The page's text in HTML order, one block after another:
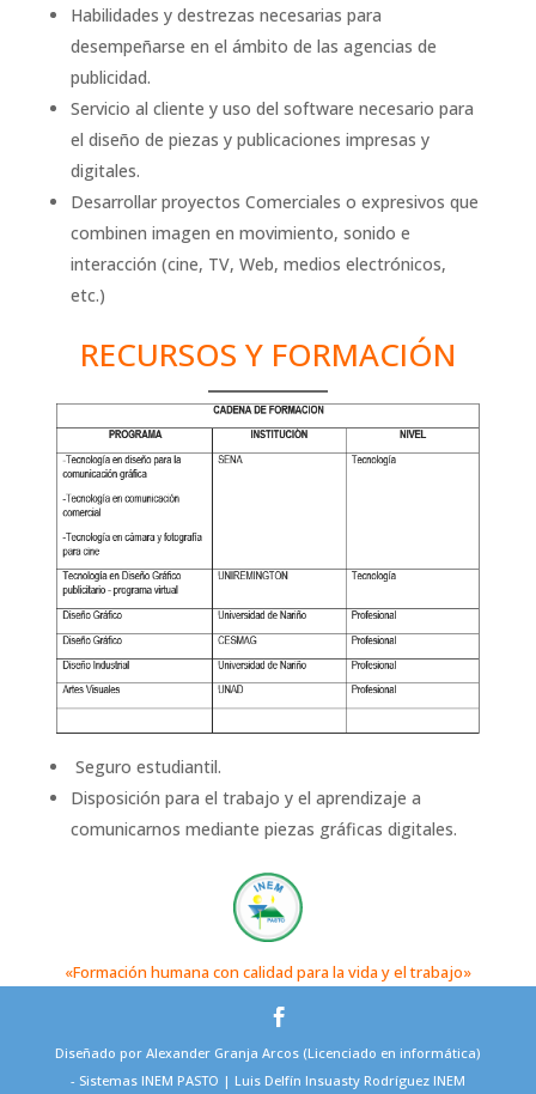
Habilidades y destrezas necesarias para
desempeñarse en el ámbito de las agencias de
publicidad.
Servicio al cliente y uso del software necesario para
el diseño de piezas y publicaciones impresas y
digitales.
Desarrollar proyectos Comerciales o expresivos que
combinen imagen en movimiento, sonido e
interacción (cine, TV, Web, medios electrónicos,
etc.)
RECURSOS Y FORMACIÓN
Seguro estudiantil.
Disposición para el trabajo y el aprendizaje a
comunicarnos mediante piezas gráficas digitales.
«Formación humana con calidad para la vida y el trabajo»
Diseñado por Alexander Granja Arcos (Licenciado en informática)
- Sistemas INEM PASTO | Luis Delfín Insuasty Rodríguez INEM